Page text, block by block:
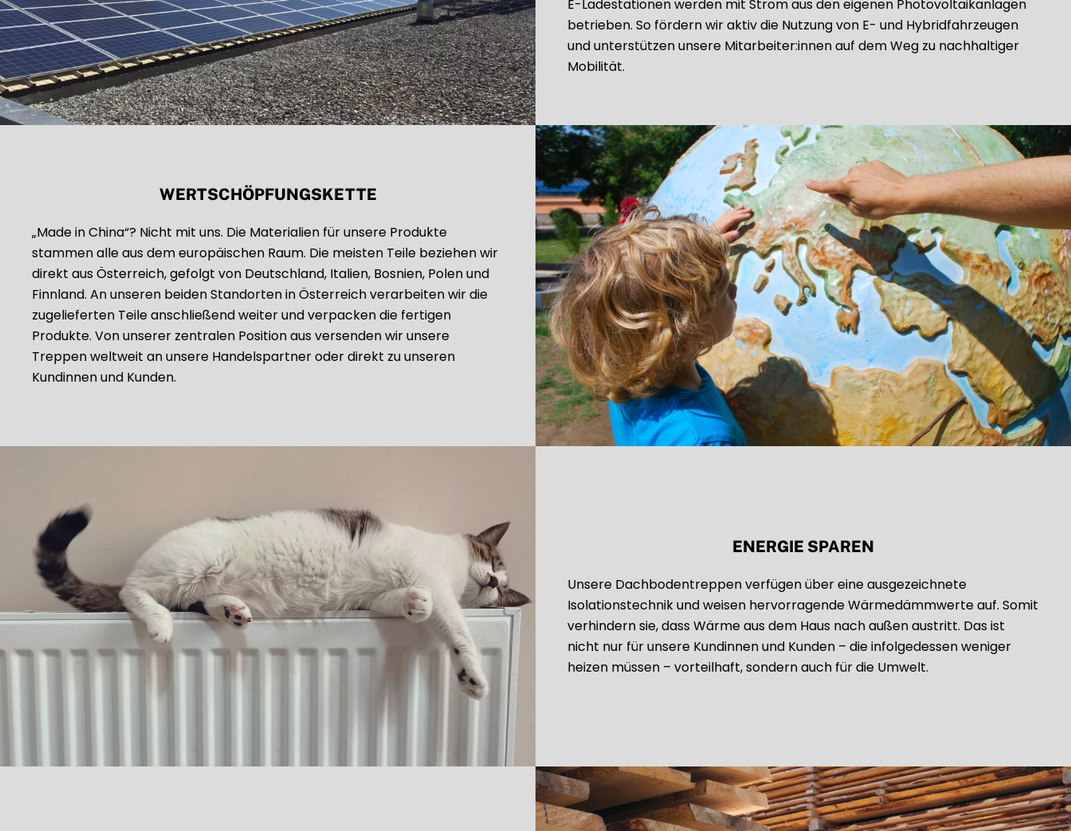
E-Ladestationen werden mit Strom aus den eigenen Photovoltaikanlagen
betrieben. So fördern wir aktiv die Nutzung von E- und Hybridfahrzeugen
und unterstützen unsere Mitarbeiter:innen auf dem Weg zu nachhaltiger
Mobilität.
WERTSCHÖPFUNGSKETTE
„Made in China“? Nicht mit uns. Die Materialien für unsere Produkte
stammen alle aus dem europäischen Raum. Die meisten Teile beziehen wir
direkt aus Österreich, gefolgt von Deutschland, Italien, Bosnien, Polen und
Finnland. An unseren beiden Standorten in Österreich verarbeiten wir die
zugelieferten Teile anschließend weiter und verpacken die fertigen
Produkte. Von unserer zentralen Position aus versenden wir unsere
Treppen weltweit an unsere Handelspartner oder direkt zu unseren
Kundinnen und Kunden.
ENERGIE SPAREN
Unsere Dachbodentreppen verfügen über eine ausgezeichnete
Isolationstechnik und weisen hervorragende Wärmedämmwerte auf. Somit
verhindern sie, dass Wärme aus dem Haus nach außen austritt. Das ist
nicht nur für unsere Kundinnen und Kunden – die infolgedessen weniger
heizen müssen – vorteilhaft, sondern auch für die Umwelt.